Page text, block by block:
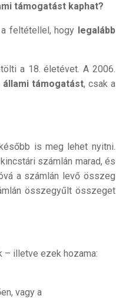
támogatást kaphat?
feltétellel, hogy legalább
a 18. életévet. A 2006.
állami támogatást, csak a
később is meg lehet nyitni.
számlán marad, és
a számlán levő összeg
összegyűlt összeget
– illetve ezek hozama:
vagy a